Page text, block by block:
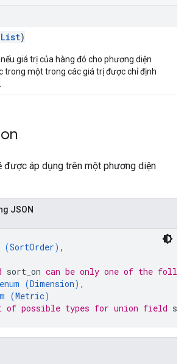
)
giá trị của hàng đó cho phương diện
trong một trong các giá trị được chỉ định
được áp dụng trên một phương diện
JSON
(SortOrder) ,
sort_on can be only one of the
enum (Dimension) ,
(Metric)
possible types for union field